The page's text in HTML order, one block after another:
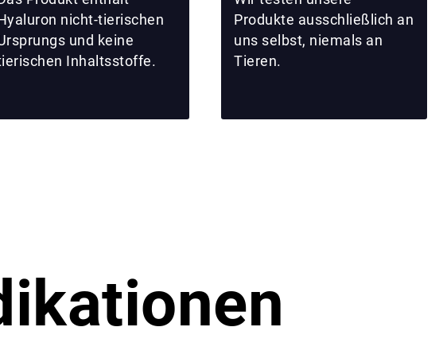
nicht-tierischen
und keine
Inhaltsstoffe.
Produkte ausschließlich an
uns selbst, niemals an
Tieren.